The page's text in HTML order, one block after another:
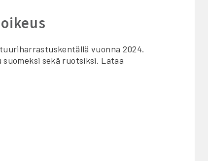
vuonna 2024.
sekä ruotsiksi. Lataa